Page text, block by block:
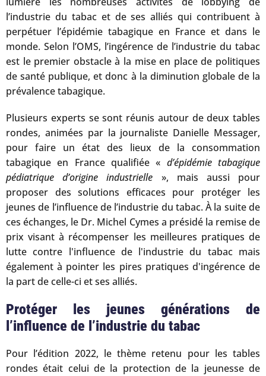
l’industrie du tabac et de ses alliés qui contribuent à
perpétuer l’épidémie tabagique en France et dans le
monde. Selon l’OMS, l’ingérence de l’industrie du tabac
est le premier obstacle à la mise en place de politiques
de santé publique, et donc à la diminution globale de la
prévalence tabagique.
Plusieurs experts se sont réunis autour de deux tables
rondes, animées par la journaliste Danielle Messager,
pour faire un état des lieux de la consommation
tabagique en France qualifiée « d’épidémie tabagique
pédiatrique d’origine industrielle », mais aussi pour
proposer des solutions efficaces pour protéger les
jeunes de l’influence de l’industrie du tabac. À la suite de
ces échanges, le Dr. Michel Cymes a présidé la remise de
prix visant à récompenser les meilleures pratiques de
lutte contre l'influence de l'industrie du tabac mais
également à pointer les pires pratiques d'ingérence de
la part de celle-ci et ses alliés.
Protéger les jeunes générations de
l’influence de l’industrie du tabac
Pour l’édition 2022, le thème retenu pour les tables
rondes était celui de la protection de la jeunesse de